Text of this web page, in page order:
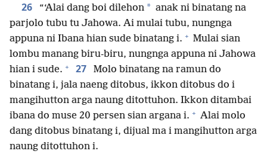
26 “‘Alai dang boi dilehon * anak ni binatang na
parjolo tubu tu Jahowa. Ai mulai tubu, nungnga
appuna ni Ibana hian sude binatang i. + Mulai sian
lombu manang biru-biru, nungnga appuna ni Jahowa
hian i sude. + 27
Molo binatang na ramun do
binatang i, jala naeng ditobus, ikkon ditobus do i
mangihutton arga naung ditottuhon. Ikkon ditambai
ibana do muse 20 persen sian argana i. + Alai molo
dang ditobus binatang i, dijual ma i mangihutton arga
naung ditottuhon i.